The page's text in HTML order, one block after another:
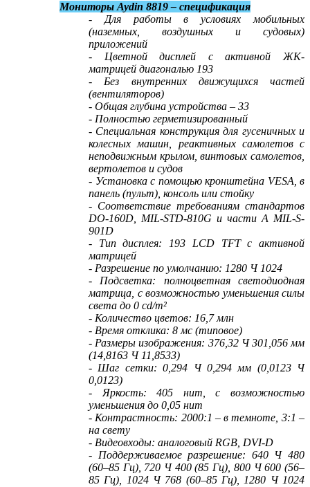
Мониторы Aydin 8819 – спецификация
- Для работы в условиях мобильных
(наземных, воздушных и судовых)
приложений
- Цветной дисплей с активной ЖК-
матрицей диагональю 193
- Без внутренних движущихся частей
(вентиляторов)
- Общая глубина устройства – 33
- Полностью герметизированный
- Специальная конструкция для гусеничных и
колесных машин, реактивных самолетов с
неподвижным крылом, винтовых самолетов,
вертолетов и судов
- Установка с помощью кронштейна VESA, в
панель (пульт), консоль или стойку
- Соответствие требованиям стандартов
DO-160D, MIL-STD-810G и части A MIL-S-
901D
- Тип дисплея: 193 LCD TFT с активной
матрицей
- Разрешение по умолчанию: 1280 Ч 1024
- Подсветка: полноцветная светодиодная
матрица, с возможностью уменьшения силы
света до 0 cd/m²
- Количество цветов: 16,7 млн
- Время отклика: 8 мс (типовое)
- Размеры изображения: 376,32 Ч 301,056 мм
(14,8163 Ч 11,8533)
- Шаг сетки: 0,294 Ч 0,294 мм (0,0123 Ч
0,0123)
- Яркость: 405 нит, с возможностью
уменьшения до 0,05 нит
- Контрастность: 2000:1 – в темноте, 3:1 –
на свету
- Видеовходы: аналоговый RGB, DVI-D
- Поддерживаемое разрешение: 640 Ч 480
(60–85 Гц), 720 Ч 400 (85 Гц), 800 Ч 600 (56–
85 Гц), 1024 Ч 768 (60–85 Гц), 1280 Ч 1024